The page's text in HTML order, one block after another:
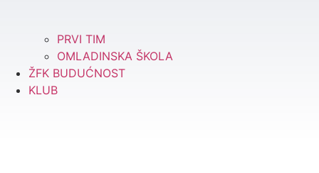
PRVI TIM
OMLADINSKA ŠKOLA
ŽFK BUDUĆNOST
KLUB